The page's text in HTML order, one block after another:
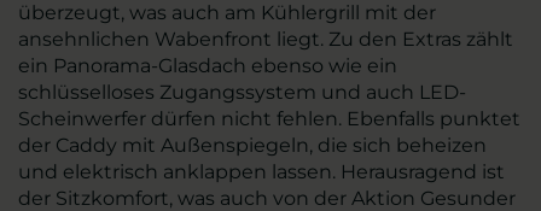
überzeugt, was auch am Kühlergrill mit der
ansehnlichen Wabenfront liegt. Zu den Extras zählt
ein Panorama-Glasdach ebenso wie ein
schlüsselloses Zugangssystem und auch LED-
Scheinwerfer dürfen nicht fehlen. Ebenfalls punktet
der Caddy mit Außenspiegeln, die sich beheizen
und elektrisch anklappen lassen. Herausragend ist
der Sitzkomfort, was auch von der Aktion Gesunder